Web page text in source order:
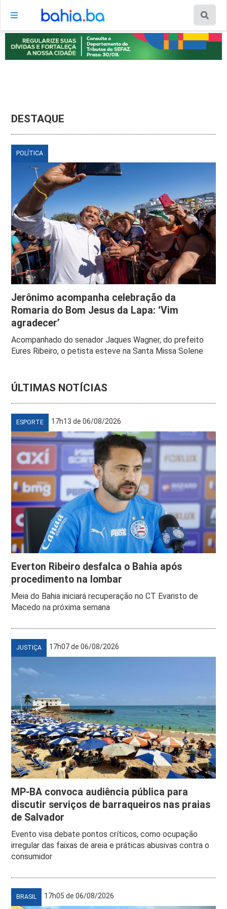
DESTAQUE
POLÍTICA
Jerônimo acompanha celebração da
Romaria do Bom Jesus da Lapa: ‘Vim
agradecer’
Acompanhado do senador Jaques Wagner, do prefeito
Eures Ribeiro, o petista esteve na Santa Missa Solene
ÚLTIMAS NOTÍCIAS
ESPORTE 17h13 de 06/08/2026
Everton Ribeiro desfalca o Bahia após
procedimento na lombar
Meia do Bahia iniciará recuperação no CT Evaristo de
Macedo na próxima semana
JUSTIÇA 17h07 de 06/08/2026
MP-BA convoca audiência pública para
discutir serviços de barraqueiros nas praias
de Salvador
Evento visa debate pontos críticos, como ocupação
irregular das faixas de areia e práticas abusivas contra o
consumidor
BRASIL 17h05 de 06/08/2026